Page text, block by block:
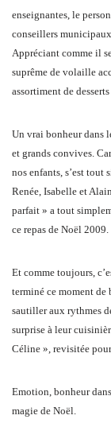
enseignantes, le
conseillers
Appréciant comme il
suprême de volaille
assortiment de
Un vrai bonheur dans
et grands convives.
nos enfants, s’est tout
Renée, Isabelle et
parfait » a tout
ce repas de Noël 2009.
Et comme toujours,
terminé ce moment de
sautiller aux rythmes
surprise à leur
Céline », revisitée
Emotion, bonheur
magie de Noël.